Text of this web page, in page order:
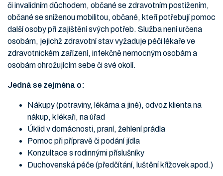
či invalidním důchodem, občané se zdravotním postižením,
občané se sníženou mobilitou, občané, kteří potřebují pomoc
další osoby při zajištění svých potřeb. Služba není určena
osobám, jejichž zdravotní stav vyžaduje péči lékaře ve
zdravotnickém zařízení, infekčně nemocným osobám a
osobám ohrožujícím sebe či své okolí.
Jedná se zejména o:
Nákupy (potraviny, lékárna a jiné), odvoz klienta na
nákup, k lékaři, na úřad
Úklid v domácnosti, praní, žehlení prádla
Pomoc při přípravě či podání jídla
Konzultace s rodinnými příslušníky
Duchovenská péče (předčítání, luštění křížovek apod.)